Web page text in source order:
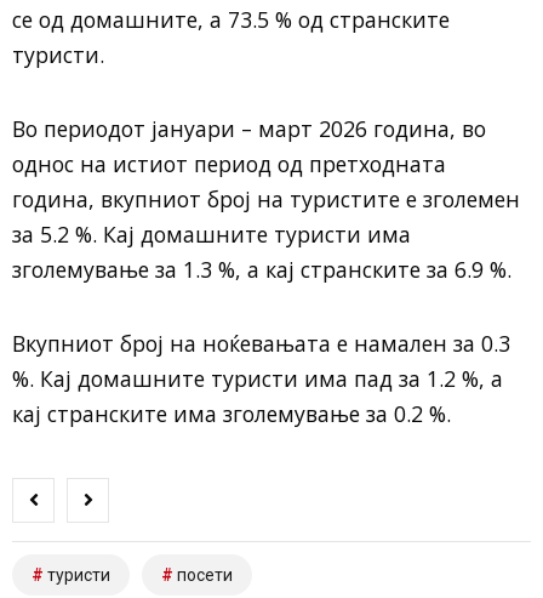
се од домашните, а 73.5 % од странските
туристи.
Во периодот јануари – март 2026 година, во
однос на истиот период од претходната
година, вкупниот број на туристите е зголемен
за 5.2 %. Кај домашните туристи има
зголемување за 1.3 %, а кај странските за 6.9 %.
Вкупниот број на ноќевањата е намален за 0.3
%. Кај домашните туристи има пад за 1.2 %, а
кај странските има зголемување за 0.2 %.
туристи посети